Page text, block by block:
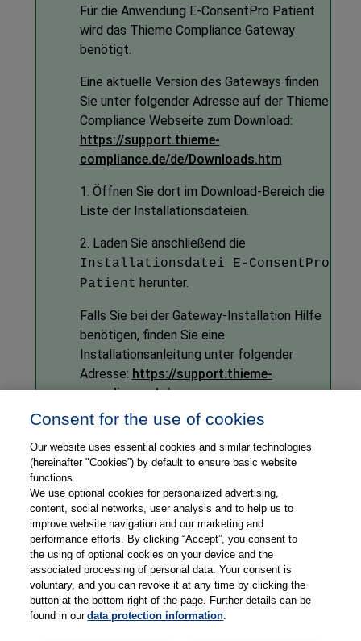
Für die Anwendung E-ConsentPro Patient
wird das Thieme Compliance Gateway
benötigt.
Eine aktuelle Version des Gateways finden
Sie unter folgender Adresse auf der Thieme
Compliance Webseite zum Download:
https://support.thieme-
compliance.de/de/Downloads.htm
1. Öffnen Sie dort im Download-Bereich die
Liste der Installationsdateien.
2. Laden Sie anschließend die
Installationsdatei E-ConsentPro
Patient herunter.
Falls Sie bei der Gateway-Installation Hilfe
benötigen, finden Sie eine
Installationsanleitung unter folgender
Adresse: https://support.thieme-
compliance.de/
1. Öffnen Sie dort im Download-Bereich die
"Dokumente für Administrator*innen".
Patientauf den Link "Installationsanleitung
Thieme Compliance Gateway undE-
ConsentPro mobile".
Consent for the use of cookies
Our website uses essential cookies and similar technologies
(hereinafter "Cookies”) by default to ensure basic website
functions.
We use optional cookies for personalized advertising,
content, social networks, user analysis and to help us to
improve website navigation and our marketing and
performance efforts. By clicking “Accept”, you consent to
the using of optional cookies on your device and the
associated processing of personal data. Your consent is
voluntary, and you can revoke it at any time by clicking the
button at the bottom right of the page. Further details can be
found in ourdata protection information.